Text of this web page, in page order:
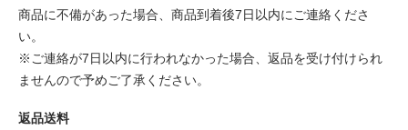
商品に不備があった場合、商品到着後7日以内にご連絡くださ
い。
※ご連絡が7日以内に行われなかった場合、返品を受け付けられ
ませんので予めご了承ください。
返品送料